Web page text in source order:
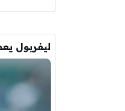
ليفربول